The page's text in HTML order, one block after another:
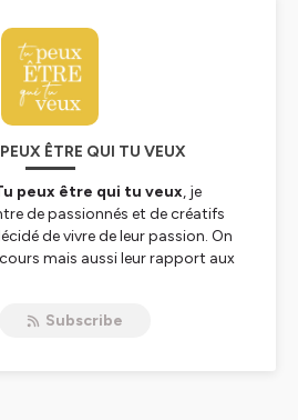
ÊTRE QUI TU VEUX
peux être qui tu veux, je
de passionnés et de créatifs
de vivre de leur passion. On
mais aussi leur rapport aux
j'aide lescréatif-ves et
Subscribe